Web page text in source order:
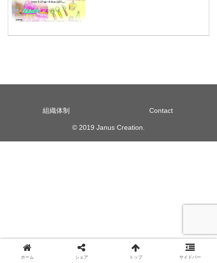
組織体制 Contact
© 2019 Janus Creation.
ホーム シェア トップ サイドバー